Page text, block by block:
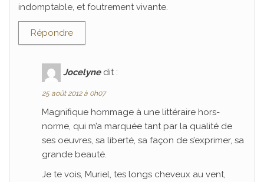
indomptable, et foutrement vivante.
Répondre
Jocelyne dit :
25 août 2012 à 0h07
Magnifique hommage à une littéraire hors-
norme, qui m’a marquée tant par la qualité de
ses oeuvres, sa liberté, sa façon de s’exprimer, sa
grande beauté.
Je te vois, Muriel, tes longs cheveux au vent,